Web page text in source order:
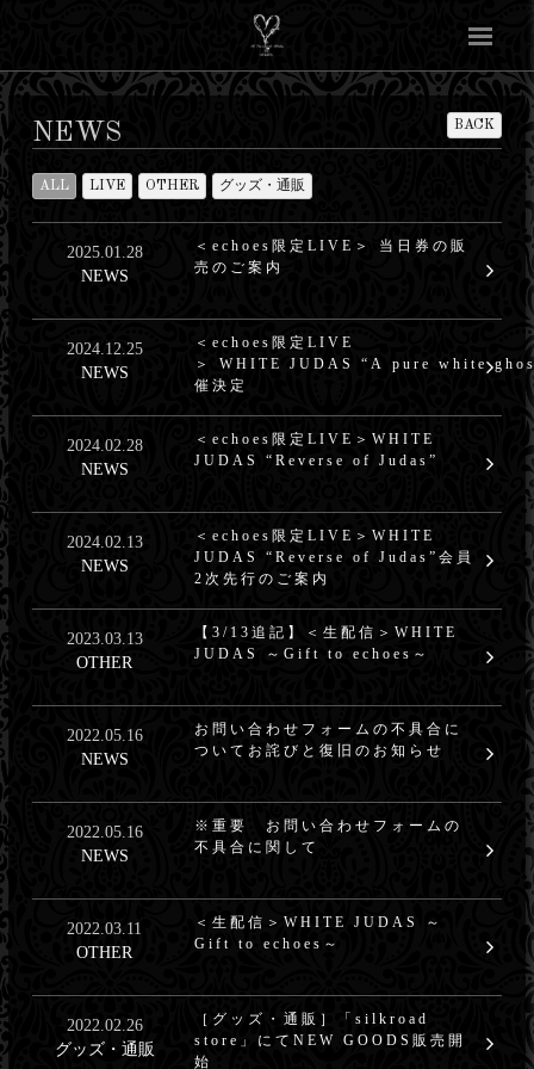
NEWS BACK
ALL LIVE OTHER グッズ・通販
2025.01.28
NEWS
＜echoes限定LIVE＞ 当日券の販
売のご案内
2024.12.25
NEWS
＜echoes限定LIVE
＞ WHITE JUDAS “A pure white
催決定
2024.02.28
NEWS
＜echoes限定LIVE＞WHITE
JUDAS “Reverse of Judas”
2024.02.13
NEWS
＜echoes限定LIVE＞WHITE
JUDAS “Reverse of Judas”会員
2次先行のご案内
2023.03.13
OTHER
【3/13追記】＜生配信＞WHITE
JUDAS ～Gift to echoes～
2022.05.16
NEWS
お問い合わせフォームの不具合に
ついてお詫びと復旧のお知らせ
2022.05.16
NEWS
※重要 お問い合わせフォームの
不具合に関して
2022.03.11
OTHER
＜生配信＞WHITE JUDAS ～
Gift to echoes～
2022.02.26
グッズ・通販
［グッズ・通販］「silkroad
store」にてNEW GOODS販売開
始